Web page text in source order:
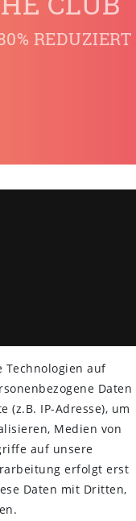
REDUZIERT
Technologien auf
Daten
(z.B. IP-Adresse), um
Medien von
auf unsere
erfolgt erst
Daten mit Dritten,